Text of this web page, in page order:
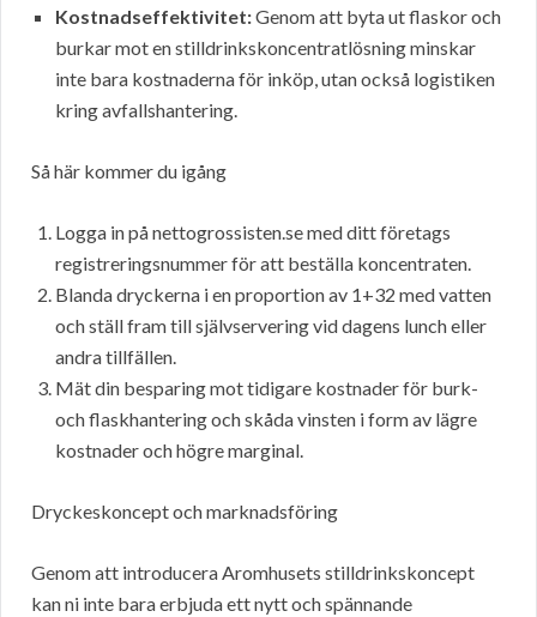
Kostnadseffektivitet:Genom att byta ut flaskor och
burkar mot en stilldrinkskoncentratlösning minskar
inte bara kostnaderna för inköp, utan också logistiken
kring avfallshantering.
Så här kommer du igång
Logga in på nettogrossisten.se med ditt företags
registreringsnummer för att beställa koncentraten.
Blanda dryckerna i en proportion av 1+32 med vatten
och ställ fram till självservering vid dagens lunch eller
andra tillfällen.
Mät din besparing mot tidigare kostnader för burk-
och flaskhantering och skåda vinsten i form av lägre
kostnader och högre marginal.
Dryckeskoncept och marknadsföring
Genom att introducera Aromhusets stilldrinkskoncept
kan ni inte bara erbjuda ett nytt och spännande